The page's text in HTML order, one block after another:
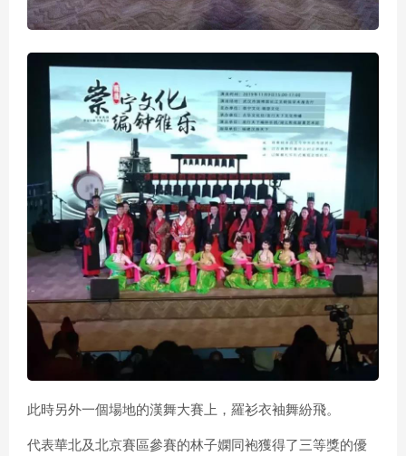
此時另外一個場地的漢舞大賽上，羅衫衣袖舞紛飛。
代表華北及北京賽區參賽的林子嫻同袍獲得了三等獎的優